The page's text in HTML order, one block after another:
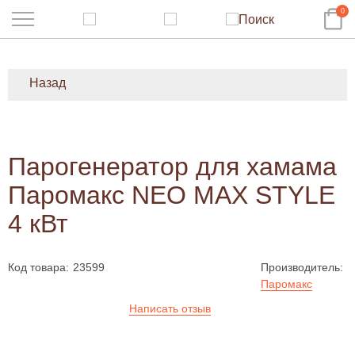
0
Назад
Парогенератор для хамама
Паромакс NEO MAX STYLE
4 кВт
Код товара: 23599
Производитель:
Паромакс
Написать отзыв